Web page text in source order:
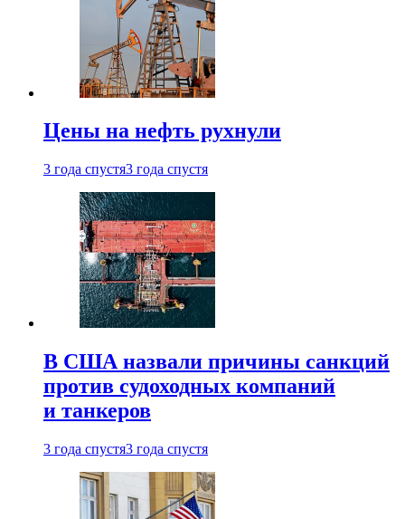
Цены на нефть рухнули
3 года спустя3 года спустя
В США назвали причины санкций
против судоходных компаний
и танкеров
3 года спустя3 года спустя